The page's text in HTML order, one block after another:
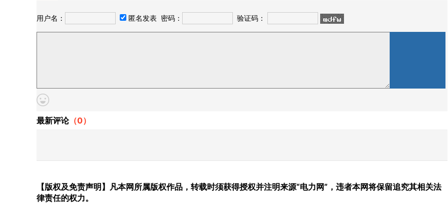
用户名： 匿名发表 密码： 验证码：
最新评论（0）
【版权及免责声明】凡本网所属版权作品，转载时须获得授权并注明来源“电力网”，违者本网将保留追究其相关法
律责任的权力。